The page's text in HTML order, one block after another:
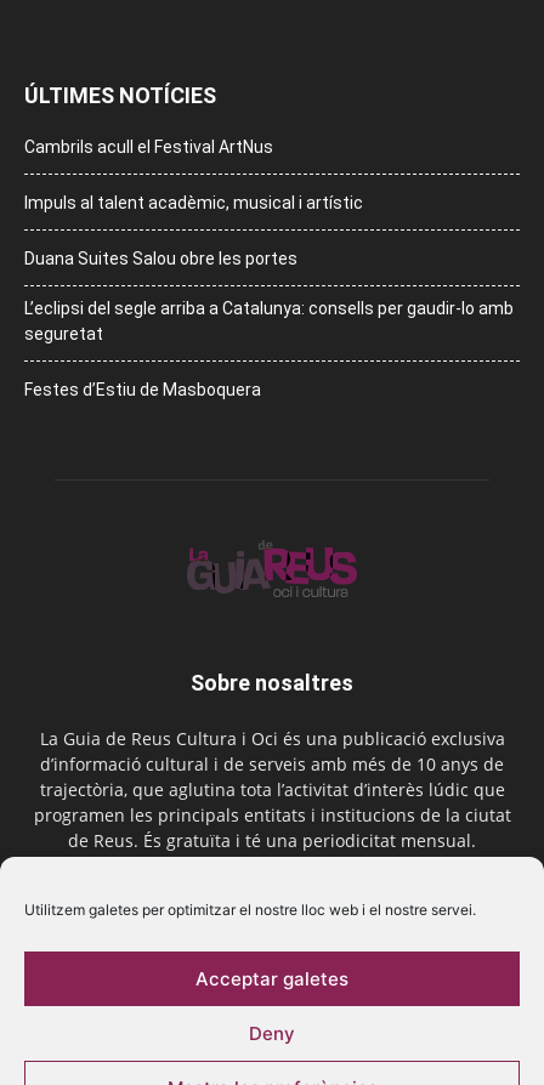
Utilitzem galetes per optimitzar el nostre lloc web i el nostre servei.
Acceptar galetes
Deny
ÚLTIMES NOTÍCIES
Cambrils acull el Festival ArtNus
Impuls al talent acadèmic, musical i artístic
Duana Suites Salou obre les portes
L’eclipsi del segle arriba a Catalunya: consells per gaudir-lo amb
seguretat
Festes d’Estiu de Masboquera
Sobre nosaltres
La Guia de Reus Cultura i Oci és una publicació exclusiva
d’informació cultural i de serveis amb més de 10 anys de
trajectòria, que aglutina tota l’activitat d’interès lúdic que
programen les principals entitats i institucions de la ciutat
de Reus. És gratuïta i té una periodicitat mensual.
Segueix-nos